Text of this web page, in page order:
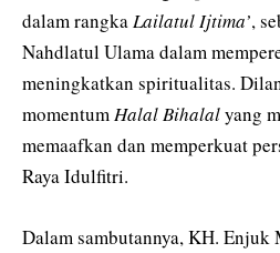
dalam rangkaLailatul Ijtima’,
Nahdlatul Ulama dalam
meningkatkan spiritualitas.
momentumHalal Bihalalyang
memaafkan dan memperkuat
Raya Idulfitri.
Dalam sambutannya, KH.